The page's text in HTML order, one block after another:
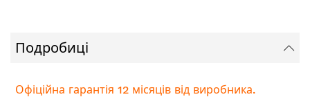
Подробиці
Офіційна гарантія 12 місяців від виробника.